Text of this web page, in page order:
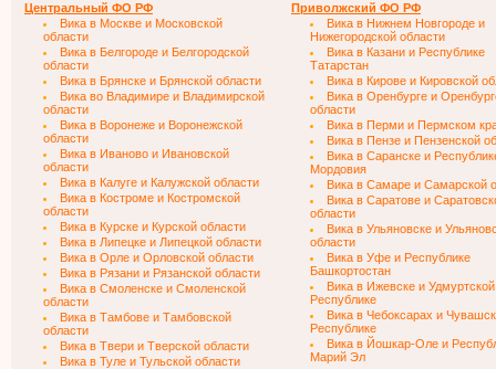
Центральный ФО РФ
Вика в Москве и Московской
области
Вика в Белгороде и Белгородской
области
Вика в Брянске и Брянской области
Вика во Владимире и Владимирской
области
Вика в Воронеже и Воронежской
области
Вика в Иваново и Ивановской
области
Вика в Калуге и Калужской области
Вика в Костроме и Костромской
области
Вика в Курске и Курской области
Вика в Липецке и Липецкой области
Вика в Орле и Орловской области
Вика в Рязани и Рязанской области
Вика в Смоленске и Смоленской
области
Вика в Тамбове и Тамбовской
области
Вика в Твери и Тверской области
Вика в Туле и Тульской области
Приволжский ФО РФ
Вика в Нижнем Новгороде и
Нижегородской области
Вика в Казани и Республике
Татарстан
Вика в Кирове и Кировской
Вика в Оренбурге и
области
Вика в Перми и Пермском
Вика в Пензе и Пензенской
Вика в Саранске и
Мордовия
Вика в Самаре и Самарской
Вика в Саратове и
области
Вика в Ульяновске и
области
Вика в Уфе и Республике
Башкортостан
Вика в Ижевске и Удмуртской
Республике
Вика в Чебоксарах и
Республике
Вика в Йошкар-Оле и
Марий Эл